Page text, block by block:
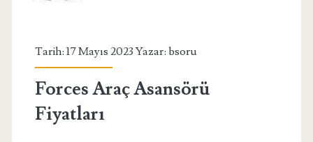
Tarih: 17 Mayıs 2023 Yazar: bsoru
Forces Araç Asansörü
Fiyatları